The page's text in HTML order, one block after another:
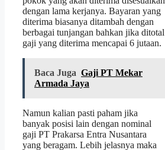
dengan lama kerjanya. Bayaran yang
diterima biasanya ditambah dengan
berbagai tunjangan bahkan jika ditotal
gaji yang diterima mencapai 6 jutaan.
Baca Juga Gaji PT Mekar
Armada Jaya
Namun kalian pasti paham jika
banyak posisi lain dengan nominal
gaji PT Prakarsa Entra Nusantara
yang beragam. Lebih jelasnya maka